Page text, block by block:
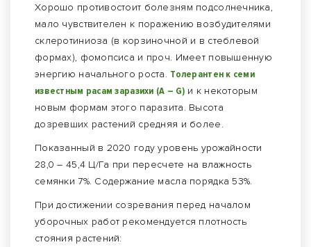
Хорошо противостоит болезням подсолнечника,
мало чувствителен к поражению возбудителями
склеротиниоза (в корзиночной и в стеблевой
формах), фомопсиса и проч. Имеет повышенную
энергию начального роста. Толерантен к семи
известным расам заразихи (А – G)и к некоторым
новым формам этого паразита. Высота
дозревших растений средняя и более.
Показанный в 2020 году уровень урожайности
28,0 – 45,4 Ц/Га при пересчете на влажность
семянки 7%. Содержание масла порядка 53%.
При достижении созревания перед началом
уборочных работ рекомендуется плотность
стояния растений: